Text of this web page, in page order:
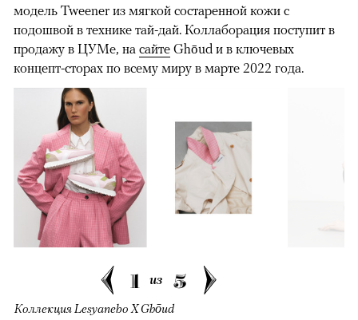
модель Tweener из мягкой состаренной кожи с
подошвой в технике тай-дай. Коллаборация поступит в
продажу в ЦУМе, на сайте Ghōud и в ключевых
концепт-сторах по всему миру в марте 2022 года.
1 из 5
Коллекция Lesyanebo X Ghōud